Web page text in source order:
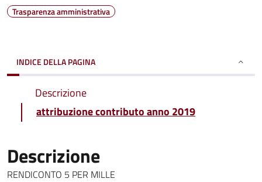
Trasparenza amministrativa
INDICE DELLA PAGINA
Descrizione
attribuzione contributo anno 2019
Descrizione
RENDICONTO 5 PER MILLE